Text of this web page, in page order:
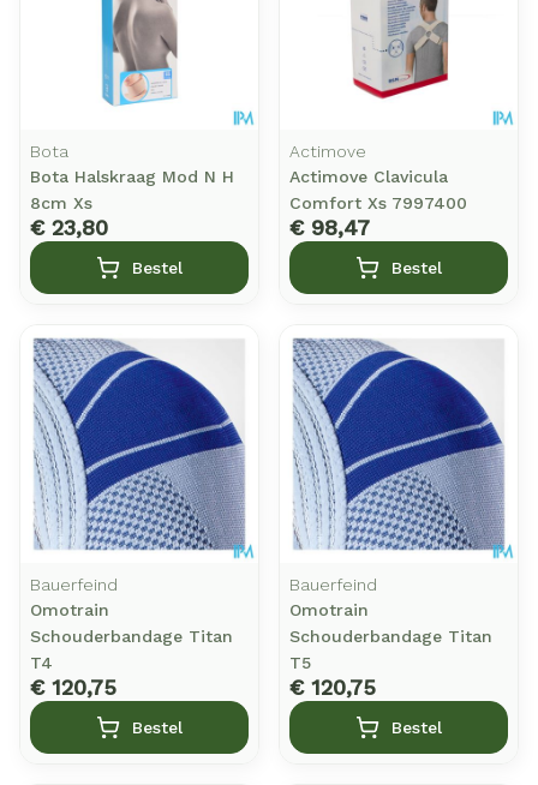
Bota
Bota Halskraag Mod N H
8cm Xs
€ 23,80
Bestel
Actimove
Actimove Clavicula
Comfort Xs 7997400
€ 98,47
Bestel
Bauerfeind
Omotrain
Schouderbandage Titan
T4
€ 120,75
Bestel
Bauerfeind
Omotrain
Schouderbandage Titan
T5
€ 120,75
Bestel